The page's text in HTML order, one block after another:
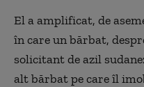
El a amplificat, de
în care un bărbat,
solicitant de azil
alt bărbat pe care îl